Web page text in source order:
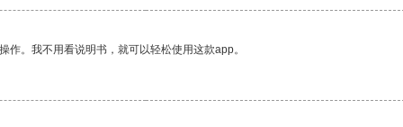
。我不用看说明书，就可以轻松使用这款app。